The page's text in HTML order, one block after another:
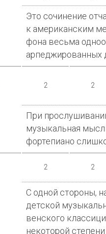
Это сочинение
к американским
фона весьма
арпеджированных
2 2
При
музыкальная
фортепиано
2 2
С одной стороны,
детской
венского
некоторой